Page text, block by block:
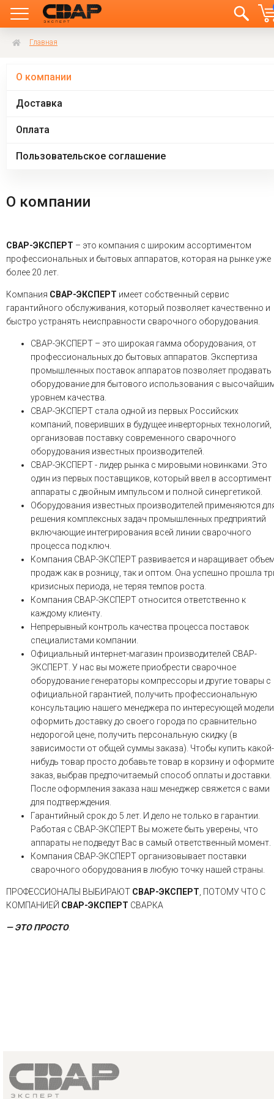
Главная
О компании
Доставка
Оплата
Пользовательское соглашение
О компании
СВАР-ЭКСПЕРТ – это компания с широким ассортиментом
профессиональных и бытовых аппаратов, которая на рынке уже
более 20 лет.
Компания СВАР-ЭКСПЕРТ имеет собственный сервис
гарантийного обслуживания, который позволяет качественно и
быстро устранять неисправности сварочного оборудования.
СВАР-ЭКСПЕРТ – это широкая гамма оборудования, от
профессиональных до бытовых аппаратов. Экспертиза
промышленных поставок аппаратов позволяет продавать
оборудование для бытового использования с
уровнем качества.
СВАР-ЭКСПЕРТ стала одной из первых Российских
компаний, поверивших в будущее инверторных технологий,
организовав поставку современного сварочного
оборудования известных производителей.
СВАР-ЭКСПЕРТ - лидер рынка с мировыми новинками. Это
один из первых поставщиков, который ввел в ассортимент
аппараты с двойным импульсом и полной синергетикой.
Оборудования известных производителей применяются
решения комплексных задач промышленных предприятий
включающие интегрирования всей линии сварочного
процесса под ключ.
Компания СВАР-ЭКСПЕРТ развивается и наращивает
продаж как в розницу, так и оптом. Она успешно прошла
кризисных периода, не теряя темпов роста.
Компания СВАР-ЭКСПЕРТ относится ответственно к
каждому клиенту.
Непрерывный контроль качества процесса поставок
специалистами компании.
Официальный интернет-магазин производителей СВАР-
ЭКСПЕРТ. У нас вы можете приобрести сварочное
оборудование генераторы компрессоры и другие товары с
официальной гарантией, получить профессиональную
консультацию нашего менеджера по интересующей
оформить доставку до своего города по сравнительно
недорогой цене, получить персональную скидку (в
зависимости от общей суммы заказа). Чтобы купить какой-
нибудь товар просто добавьте товар в корзину и оформите
заказ, выбрав предпочитаемый способ оплаты и доставки.
После оформления заказа наш менеджер свяжется с вами
для подтверждения.
Гарантийный срок до 5 лет. И дело не только в гарантии.
Работая с СВАР-ЭКСПЕРТ Вы можете быть уверены, что
аппараты не подведут Вас в самый ответственный момент.
Компания СВАР-ЭКСПЕРТ организовывает поставки
сварочного оборудования в любую точку нашей страны.
ПРОФЕССИОНАЛЫ ВЫБИРАЮТ СВАР-ЭКСПЕРТ, ПОТОМУ ЧТО С
КОМПАНИЕЙ СВАР-ЭКСПЕРТ СВАРКА
— ЭТО ПРОСТО.